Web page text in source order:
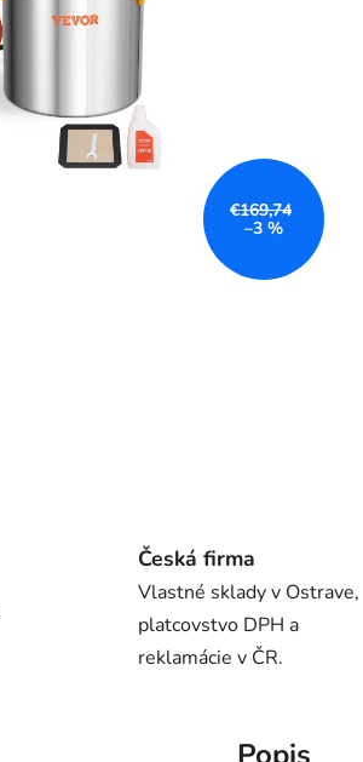
€169,74
–3 %
Česká firma
Vlastné sklady v Ostrave,
platcovstvo DPH a
reklamácie v ČR.